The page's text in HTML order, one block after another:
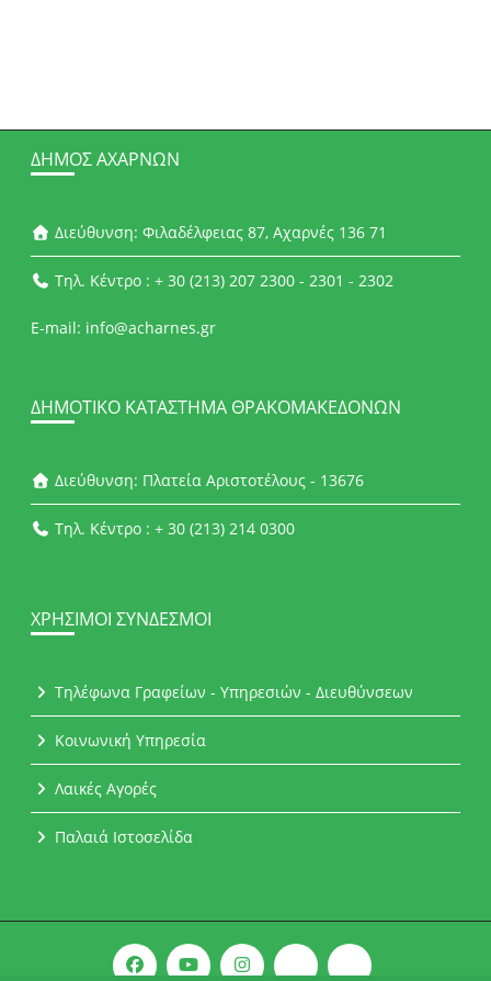
ΔΉΜΟΣ ΑΧΑΡΝΏΝ
Διεύθυνση: Φιλαδέλφειας 87, Αχαρνές 136 71
Τηλ. Κέντρο : + 30 (213) 207 2300 - 2301 - 2302
E-mail: info@acharnes.gr
ΔΗΜΟΤΙΚΌ ΚΑΤΆΣΤΗΜΑ ΘΡΑΚΟΜΑΚΕΔΌΝΩΝ
Διεύθυνση: Πλατεία Αριστοτέλους - 13676
Τηλ. Κέντρο : + 30 (213) 214 0300
ΧΡΉΣΙΜΟΙ ΣΎΝΔΕΣΜΟΙ
Τηλέφωνα Γραφείων - Υπηρεσιών - Διευθύνσεων
Κοινωνική Υπηρεσία
Λαικές Αγορές
Παλαιά Ιστοσελίδα